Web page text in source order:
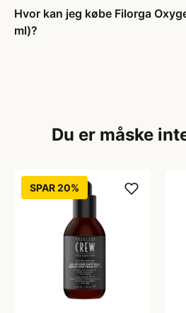
Hvor kan jeg købe Filorga
ml)?
Du er måske
SPAR 20%